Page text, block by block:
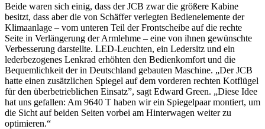
Beide waren sich einig, dass der JCB zwar die größere Kabine
besitzt, dass aber die von Schäffer verlegten Bedienelemente der
Klimaanlage – vom unteren Teil der Frontscheibe auf die rechte
Seite in Verlängerung der Armlehme – eine von ihnen gewünschte
Verbesserung darstellte. LED-Leuchten, ein Ledersitz und ein
lederbezogenes Lenkrad erhöhten den Bedienkomfort und die
Bequemlichkeit der in Deutschland gebauten Maschine. „Der JCB
hatte einen zusätzlichen Spiegel auf dem vorderen rechten Kotflügel
für den überbetrieblichen Einsatz”, sagt Edward Green. „Diese Idee
hat uns gefallen: Am 9640 T haben wir ein Spiegelpaar montiert, um
die Sicht auf beiden Seiten vorbei am Hinterwagen weiter zu
optimieren.“